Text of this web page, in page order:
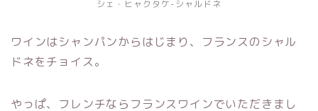
シェ・ヒャクタケ-シャルドネ
ワインはシャンパンからはじまり、フランスのシャル
ドネをチョイス。
やっぱ、フレンチならフランスワインでいただきまし